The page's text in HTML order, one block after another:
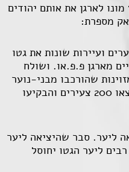
מונו לארגן את אותם יהודים
מספרת:
בני ערים ועיירות שונות את גטו
מארגן פ.פ.או. ושולח
שהורכבו מבני-נוער
של ערי השדה. משך שבועיים יצאו 200 צעירים והבקיעו
ליער. סבר שהיציאה ליער
ליער הגטו יחוסל